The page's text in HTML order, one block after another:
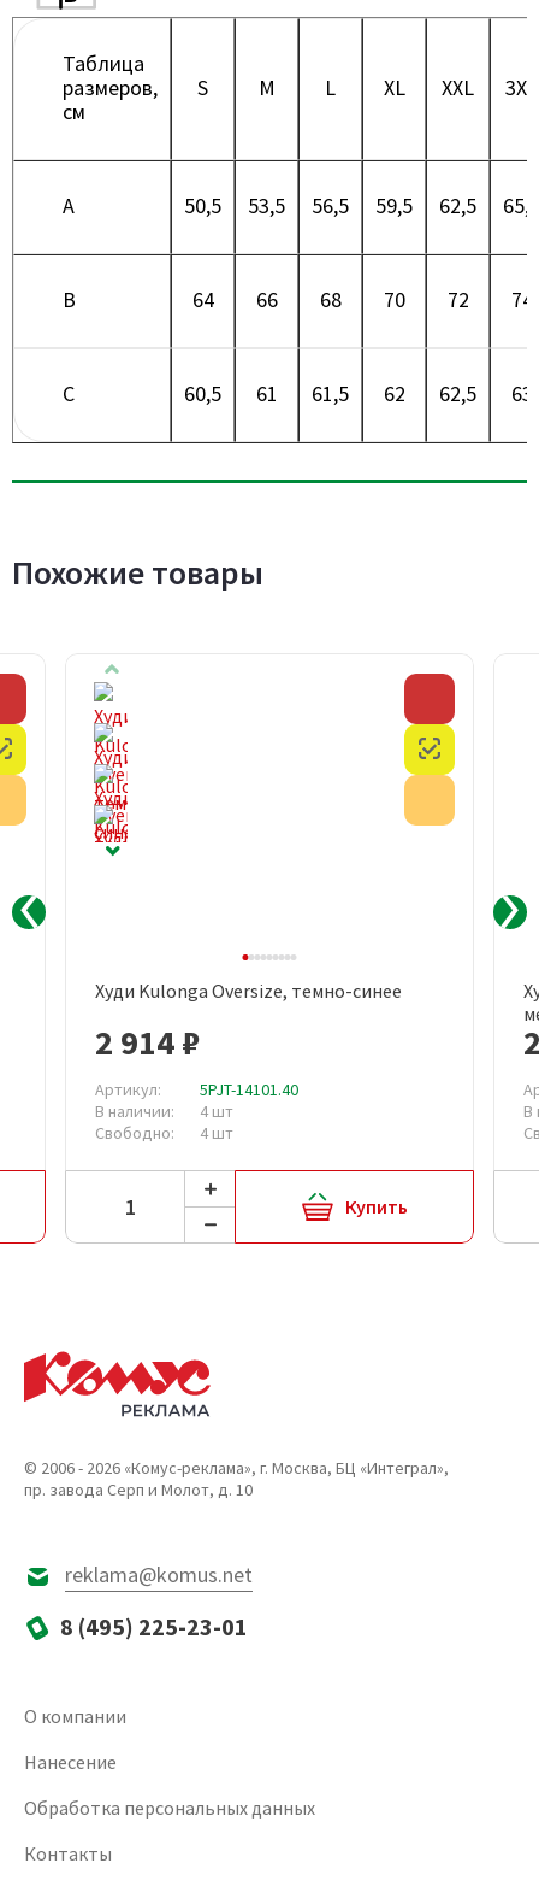
Таблица
размеров,
см
S M L XL XXL 3XL
A 50,5 53,5 56,5 59,5 62,5 65,5
B 64 66 68 70 72 74
C 60,5 61 61,5 62 62,5 63
Похожие товары
Честный знак
Худи Kulonga Oversize, темно-синее
2 914 ₽
Артикул:
5PJT-14101.40
В наличии:
4 шт
Свободно:
4 шт
Купить
В
© 2006 - 2026 «Комус-реклама», г. Москва, БЦ «Интеграл»,
пр. завода Серп и Молот, д. 10
reklama@komus.net
8 (495) 225-23-01
О компании
Нанесение
Обработка персональных данных
Контакты